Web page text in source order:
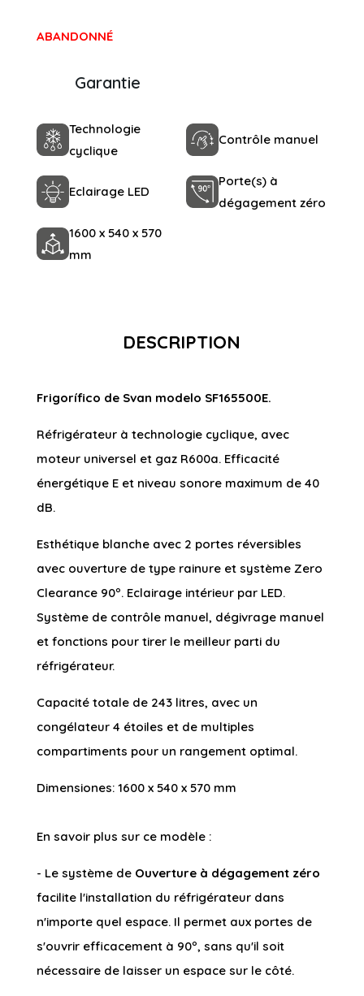
ABANDONNÉ
Garantie
Technologie
cyclique
Contrôle manuel
Eclairage LED
Porte(s) à
dégagement zéro
1600 x 540 x 570
mm
DESCRIPTION
Frigorífico de Svan modelo SF165500E.
Réfrigérateur à technologie cyclique, avec
moteur universel et gaz R600a. Efficacité
énergétique E et niveau sonore maximum de 40
dB.
Esthétique blanche avec 2 portes réversibles
avec ouverture de type rainure et système Zero
Clearance 90º. Eclairage intérieur par LED.
Système de contrôle manuel, dégivrage manuel
et fonctions pour tirer le meilleur parti du
réfrigérateur.
Capacité totale de 243 litres, avec un
congélateur 4 étoiles et de multiples
compartiments pour un rangement optimal.
Dimensiones: 1600 x 540 x 570 mm
En savoir plus sur ce modèle :
- Le système de Ouverture à dégagement zéro
facilite l'installation du réfrigérateur dans
n'importe quel espace. Il permet aux portes de
s'ouvrir efficacement à 90º, sans qu'il soit
nécessaire de laisser un espace sur le côté.